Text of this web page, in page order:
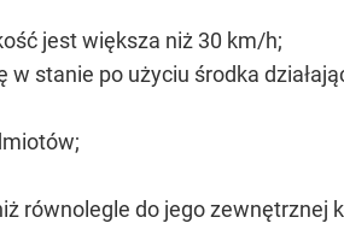
jest większa niż 30 km/h;
stanie po użyciu środka
równolegle do jego zewnętrznej